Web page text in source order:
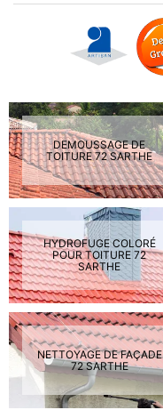
DEMOUSSAGE DE
TOITURE 72 SARTHE
HYDROFUGE COLORÉ
POUR TOITURE 72
SARTHE
NETTOYAGE DE FAÇADE
72 SARTHE